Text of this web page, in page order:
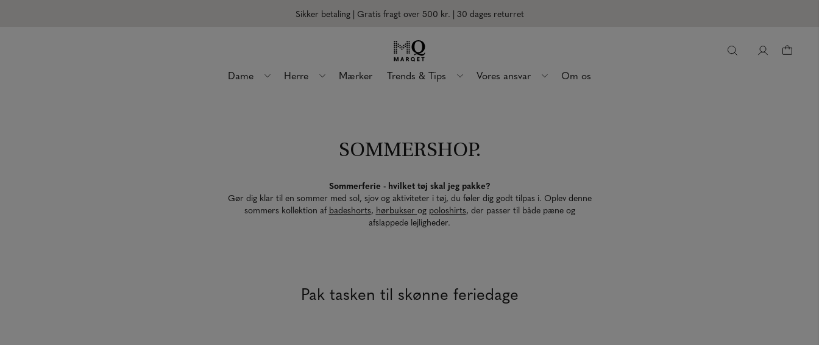
Sikker betaling | Gratis fragt over 500 kr. | 30 dages returret
Dame Herre Mærker Trends & Tips Vores ansvar Om os
SOMMERSHOP.
Sommerferie - hvilket tøj skal jeg pakke?
Gør dig klar til en sommer med sol, sjov og aktiviteter i tøj, du føler dig godt tilpas i. Oplev denne
sommers kollektion af badeshorts, hørbukser og poloshirts, der passer til både pæne og
afslappede lejligheder.
Pak tasken til skønne feriedage